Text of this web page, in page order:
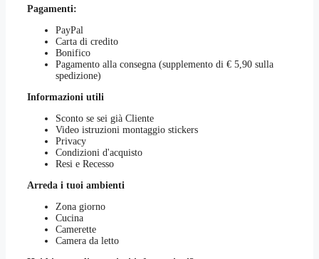
Pagamenti:
PayPal
Carta di credito
Bonifico
Pagamento alla consegna (supplemento di € 5,90 sulla
spedizione)
Informazioni utili
Sconto se sei già Cliente
Video istruzioni montaggio stickers
Privacy
Condizioni d'acquisto
Resi e Recesso
Arreda i tuoi ambienti
Zona giorno
Cucina
Camerette
Camera da letto